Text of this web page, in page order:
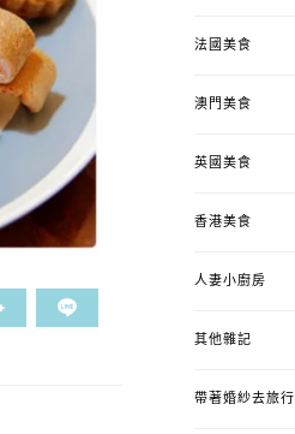
法國美食
澳門美食
英國美食
香港美食
人妻小廚房
其他雜記
帶著婚紗去旅行